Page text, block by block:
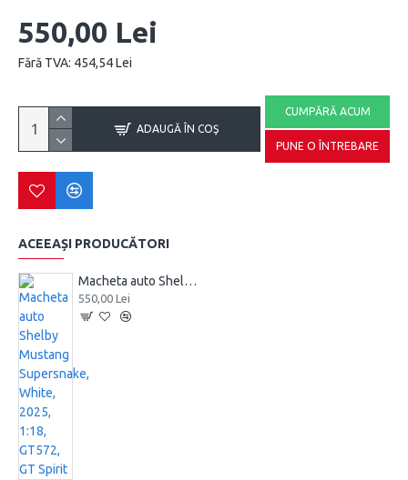
550,00 Lei
Fără TVA: 454,54 Lei
ADAUGĂ ÎN COŞ
CUMPĂRĂ ACUM
PUNE O ÎNTREBARE
ACEEAȘI PRODUCĂTORI
Macheta auto Shelby Mustang Supersnake, White, 2025, 1:18, GT572, GT Spirit
550,00 Lei